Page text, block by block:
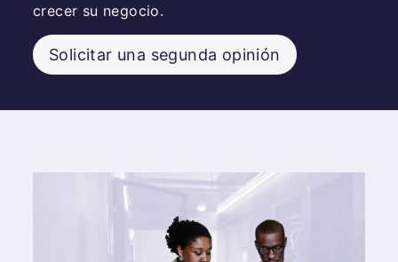
crecer su negocio.
Solicitar una segunda opinión